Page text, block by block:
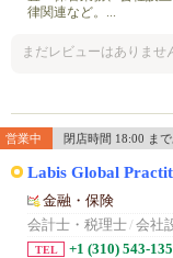
律関連など。...
まだレビューはありませ
営業中 閉店時間 18:00 ま
Labis Global
金融・保険
会計士・税理士/ 会社
TEL +1 (310) 543-